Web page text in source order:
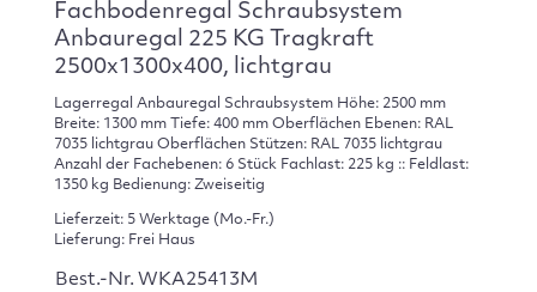
Fachbodenregal Schraubsystem
Anbauregal 225 KG Tragkraft
2500x1300x400, lichtgrau
Lagerregal Anbauregal Schraubsystem Höhe: 2500 mm
Breite: 1300 mm Tiefe: 400 mm Oberflächen Ebenen: RAL
7035 lichtgrau Oberflächen Stützen: RAL 7035 lichtgrau
Anzahl der Fachebenen: 6 Stück Fachlast: 225 kg :: Feldlast:
1350 kg Bedienung: Zweiseitig
Lieferzeit: 5 Werktage (Mo.-Fr.)
Lieferung: Frei Haus
Best.-Nr. WKA25413M